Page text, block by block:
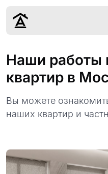
О
Наши работы
квартир в
Вы можете
наших квартир и